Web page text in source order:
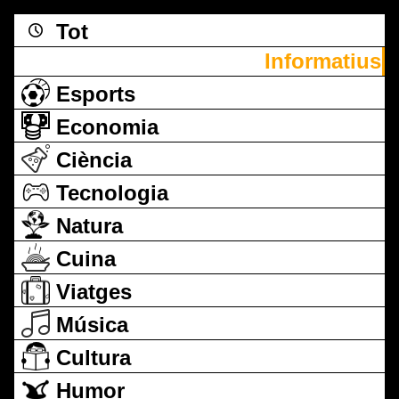
Tot
Informatius
Esports
Economia
Ciència
Tecnologia
Natura
Cuina
Viatges
Música
Cultura
Humor